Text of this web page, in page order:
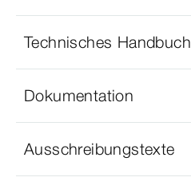
Technisches Handbuch
Dokumentation
Ausschreibungstexte